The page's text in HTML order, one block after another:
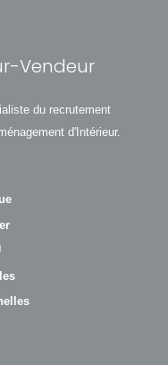
Vendeur
du recrutement
d'Intérieur.